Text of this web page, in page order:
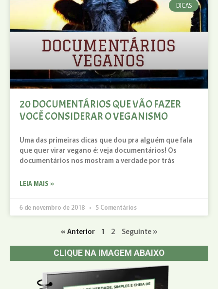
DICAS
20 DOCUMENTÁRIOS QUE VÃO FAZER
VOCÊ CONSIDERAR O VEGANISMO
Uma das primeiras dicas que dou pra alguém que fala
que quer virar vegano é: veja documentários! Os
documentários nos mostram a verdade por trás
LEIA MAIS »
6 de novembro de 2018 5 Comentários
« Anterior 1 2 Seguinte »
CLIQUE NA IMAGEM ABAIXO